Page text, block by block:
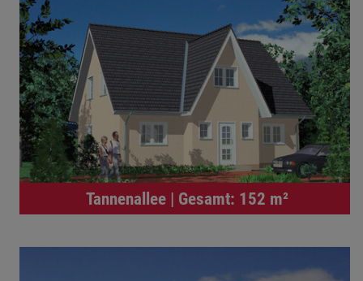
Tannenallee | Gesamt: 152 m²